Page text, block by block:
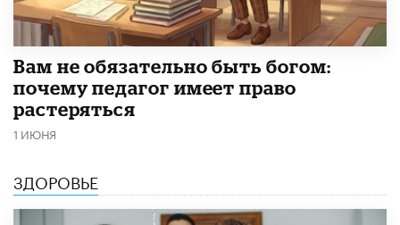
​Вам не обязательно быть богом:
почему педагог имеет право
растеряться
1 ИЮНЯ
ЗДОРОВЬЕ